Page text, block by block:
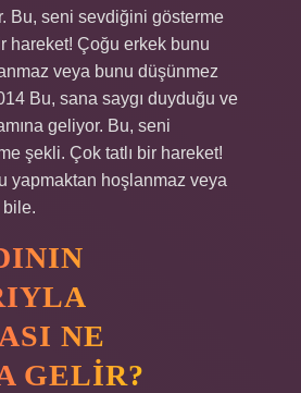
Bu, seni sevdiğini gösterme
hareket! Çoğu erkek bunu
veya bunu düşünmez
Bu, sana saygı duyduğu ve
geliyor. Bu, seni
şekli. Çok tatlı bir hareket!
yapmaktan hoşlanmaz veya
bile.
NE
GELIR?